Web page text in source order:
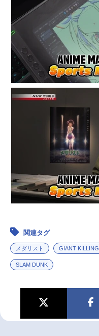
関連タグ
メダリスト GIANT KILLING
SLAM DUNK